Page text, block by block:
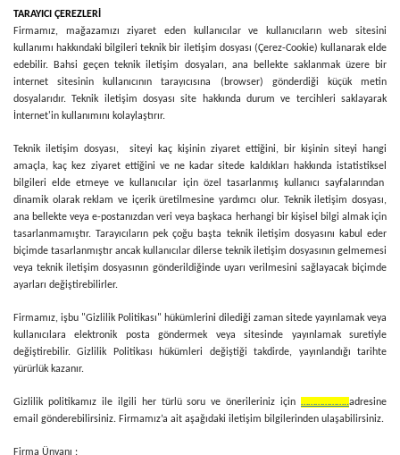
TARAYICI ÇEREZLERİ
Firmamız, mağazamızı ziyaret eden kullanıcılar ve kullanıcıların web sitesini
kullanımı hakkındaki bilgileri teknik bir iletişim dosyası (Çerez-Cookie) kullanarak elde
edebilir. Bahsi geçen teknik iletişim dosyaları, ana bellekte saklanmak üzere bir
internet sitesinin kullanıcının tarayıcısına (browser) gönderdiği küçük metin
dosyalarıdır. Teknik iletişim dosyası site hakkında durum ve tercihleri saklayarak
İnternet'in kullanımını kolaylaştırır.
Teknik iletişim dosyası, siteyi kaç kişinin ziyaret ettiğini, bir kişinin siteyi hangi
amaçla, kaç kez ziyaret ettiğini ve ne kadar sitede kaldıkları hakkında istatistiksel
bilgileri elde etmeye ve kullanıcılar için özel tasarlanmış kullanıcı sayfalarından
dinamik olarak reklam ve içerik üretilmesine yardımcı olur. Teknik iletişim dosyası,
ana bellekte veya e-postanızdan veri veya başkaca herhangi bir kişisel bilgi almak için
tasarlanmamıştır. Tarayıcıların pek çoğu başta teknik iletişim dosyasını kabul eder
biçimde tasarlanmıştır ancak kullanıcılar dilerse teknik iletişim dosyasının gelmemesi
veya teknik iletişim dosyasının gönderildiğinde uyarı verilmesini sağlayacak biçimde
ayarları değiştirebilirler.
Firmamız, işbu "Gizlilik Politikası" hükümlerini dilediği zaman sitede yayınlamak veya
kullanıcılara elektronik posta göndermek veya sitesinde yayınlamak suretiyle
değiştirebilir. Gizlilik Politikası hükümleri değiştiği takdirde, yayınlandığı tarihte
yürürlük kazanır.
Gizlilik politikamız ile ilgili her türlü soru ve önerileriniz için ………………..adresine
email gönderebilirsiniz. Firmamız’a ait aşağıdaki iletişim bilgilerinden ulaşabilirsiniz.
Firma Ünvanı :